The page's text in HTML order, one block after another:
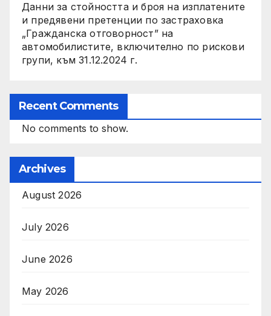
Данни за стойността и броя на изплатените
и предявени претенции по застраховка
„Гражданска отговорност” на
автомобилистите, включително по рискови
групи, към 31.12.2024 г.
Recent Comments
No comments to show.
Archives
August 2026
July 2026
June 2026
May 2026